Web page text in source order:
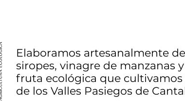
Elaboramos artesanalmente
siropes, vinagre de manzanas
fruta ecológica que cultivamos
de los Valles Pasiegos de